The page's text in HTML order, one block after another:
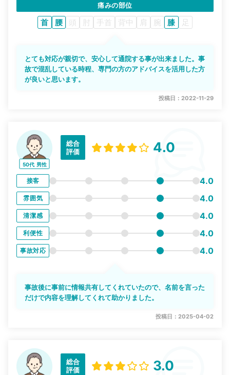
痛みの部位
首 腰 頭 肘 手首 背中 肩 腕 膝 足
とても対応が親切で、安心して通院する事が出来ました。事
故で混乱している時程、専門の方のアドバイスを活用した方
が良いと思います。
投稿日：2022-11-29
50代 男性
総合
評価
4.0
接客 4.0
雰囲気 4.0
清潔感 4.0
利便性 4.0
事故対応 4.0
事故後に事前に情報共有してくれていたので、名前を言った
だけで内容を理解してくれて助かりました。
投稿日：2025-04-02
総合
評価
3.0